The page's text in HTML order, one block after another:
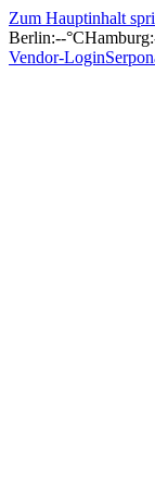
Zum Hauptinhalt
Berlin:--°CHamburg:
Vendor-Login